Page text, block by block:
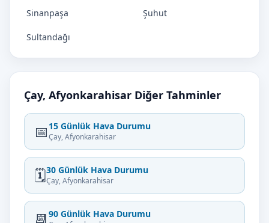
Sinanpaşa Şuhut
Sultandağı
Çay, Afyonkarahisar Diğer Tahminler
📅 15 Günlük Hava Durumu
Çay, Afyonkarahisar
🗓️30 Günlük Hava Durumu
Çay, Afyonkarahisar
📆 90 Günlük Hava Durumu